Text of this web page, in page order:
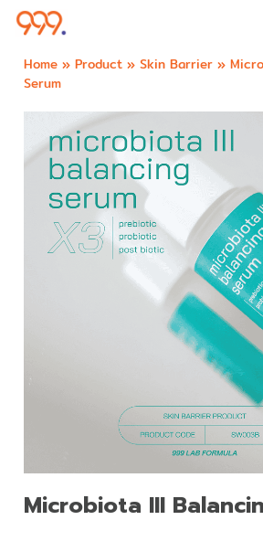
Home » Product » Skin Barrier »
Serum
Microbiota III